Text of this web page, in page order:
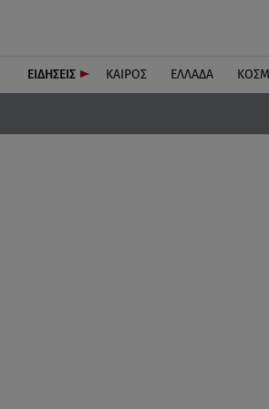
ΕΙΔΗΣΕΙΣ ΚΑΙΡΟΣ ΕΛΛΑΔΑ